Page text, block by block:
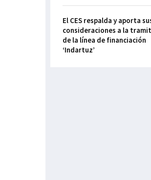
El CES respalda y aporta
consideraciones a la
de la línea de financiación
‘Indartuz’